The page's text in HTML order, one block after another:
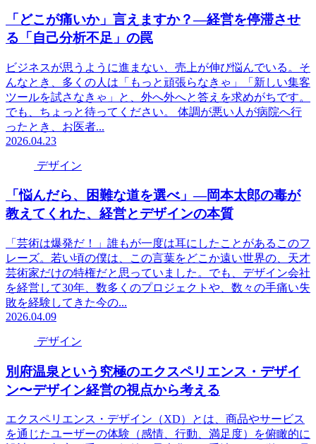
「どこが痛いか」言えますか？―経営を停滞させ
る「自己分析不足」の罠
ビジネスが思うように進まない、売上が伸び悩んでいる。そ
んなとき、多くの人は「もっと頑張らなきゃ」「新しい集客
ツールを試さなきゃ」と、外へ外へと答えを求めがちです。
でも、ちょっと待ってください。 体調が悪い人が病院へ行
ったとき、お医者...
2026.04.23
デザイン
「悩んだら、困難な道を選べ」―岡本太郎の毒が
教えてくれた、経営とデザインの本質
「芸術は爆発だ！」誰もが一度は耳にしたことがあるこのフ
レーズ。若い頃の僕は、この言葉をどこか遠い世界の、天才
芸術家だけの特権だと思っていました。でも、デザイン会社
を経営して30年、数多くのプロジェクトや、数々の手痛い失
敗を経験してきた今の...
2026.04.09
デザイン
別府温泉という究極のエクスペリエンス・デザイ
ン〜デザイン経営の視点から考える
エクスペリエンス・デザイン（XD）とは、商品やサービス
を通じたユーザーの体験（感情、行動、満足度）を俯瞰的に